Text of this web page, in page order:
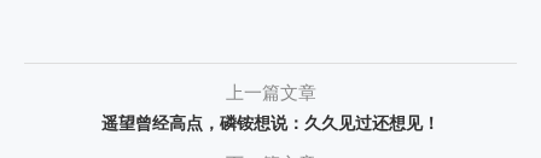
上一篇文章
遥望曾经高点，磷铵想说：久久见过还想见！